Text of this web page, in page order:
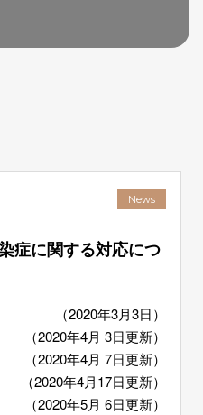
News
症に関する対応につ
（2020年3月3日）
（2020年4月 3日更新）
（2020年4月 7日更新）
（2020年4月17日更新）
（2020年5月 6日更新）